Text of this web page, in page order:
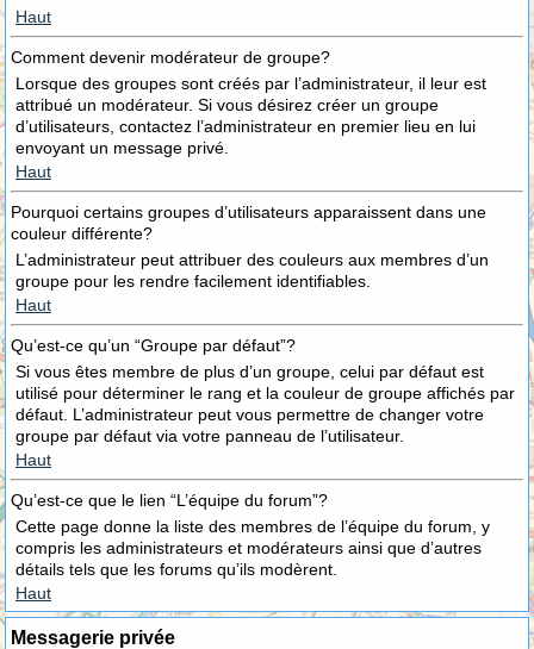
Haut
Comment devenir modérateur de groupe?
Lorsque des groupes sont créés par l’administrateur, il leur est
attribué un modérateur. Si vous désirez créer un groupe
d’utilisateurs, contactez l’administrateur en premier lieu en lui
envoyant un message privé.
Haut
Pourquoi certains groupes d’utilisateurs apparaissent dans une
couleur différente?
L’administrateur peut attribuer des couleurs aux membres d’un
groupe pour les rendre facilement identifiables.
Haut
Qu’est-ce qu’un “Groupe par défaut”?
Si vous êtes membre de plus d’un groupe, celui par défaut est
utilisé pour déterminer le rang et la couleur de groupe affichés par
défaut. L’administrateur peut vous permettre de changer votre
groupe par défaut via votre panneau de l’utilisateur.
Haut
Qu’est-ce que le lien “L’équipe du forum”?
Cette page donne la liste des membres de l’équipe du forum, y
compris les administrateurs et modérateurs ainsi que d’autres
détails tels que les forums qu’ils modèrent.
Haut
Messagerie privée